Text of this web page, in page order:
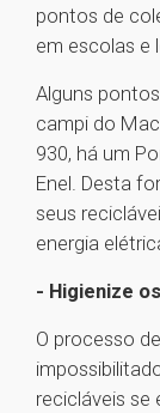
pontos de
em escolas e
Alguns
campi do
930, há um
Enel. Desta
seus
energia
- Higienize
O processo
recicláveis